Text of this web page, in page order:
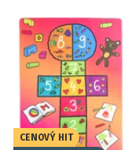
CENOVÝ HIT